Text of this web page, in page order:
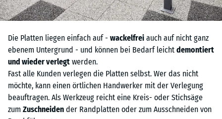
Die Platten liegen einfach auf - wackelfrei auch auf nicht ganz
ebenem Untergrund - und können bei Bedarf leicht demontiert
und wieder verlegt werden.
Fast alle Kunden verlegen die Platten selbst. Wer das nicht
möchte, kann einen örtlichen Handwerker mit der Verlegung
beauftragen. Als Werkzeug reicht eine Kreis- oder Stichsäge
zum Zuschneiden der Randplatten oder zum Ausschneiden von